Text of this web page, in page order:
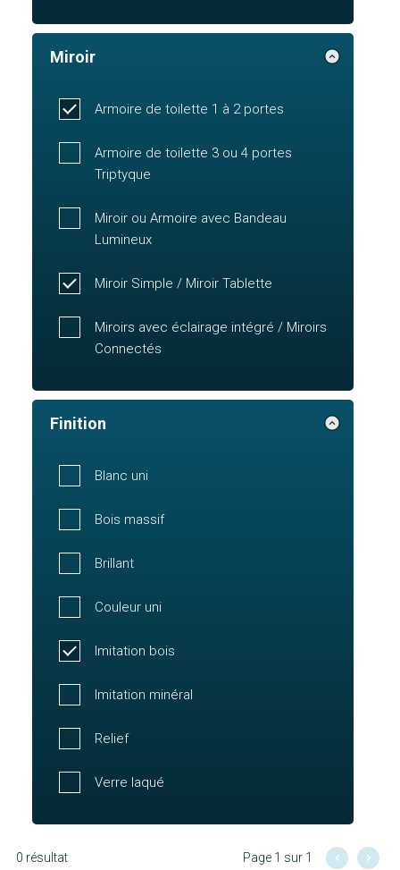
Miroir
Armoire de toilette 1 à 2 portes
Armoire de toilette 3 ou 4 portes
Triptyque
Miroir ou Armoire avec Bandeau
Lumineux
Miroir Simple / Miroir Tablette
Miroirs avec éclairage intégré / Miroirs
Connectés
Finition
Blanc uni
Bois massif
Brillant
Couleur uni
Imitation bois
Imitation minéral
Relief
Verre laqué
0 résultat Page 1 sur 1